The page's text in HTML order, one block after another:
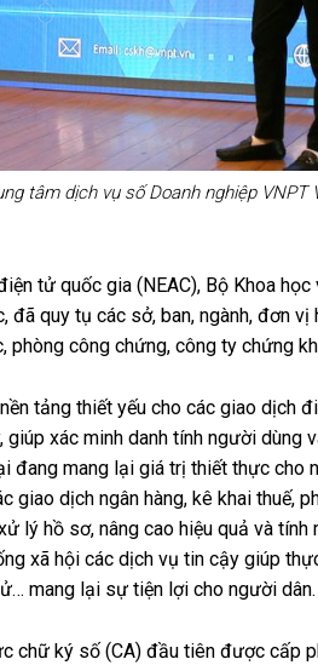
tâm dịch vụ số Doanh nghiệp
tử quốc gia (NEAC), Bộ Khoa
đã quy tụ các sở, ban, ngành, đơn
phòng công chứng, công ty chứng
tảng thiết yếu cho các giao dịch
xác minh danh tính người dùng
đang mang lại giá trị thiết thực cho
giao dịch ngân hàng, kê khai thuế,
lý hồ sơ, nâng cao hiệu quả và
xã hội các dịch vụ tin cậy giúp
mang lại sự tiện lợi cho người dân.
chữ ký số (CA) đầu tiên được cấp